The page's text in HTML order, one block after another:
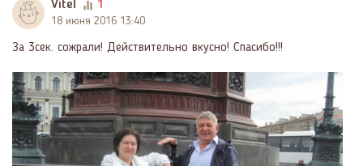
Vitel 1
18 июня 2016 13:40
За 3сек. сожрали! Действительно вкусно! Спасибо!!!